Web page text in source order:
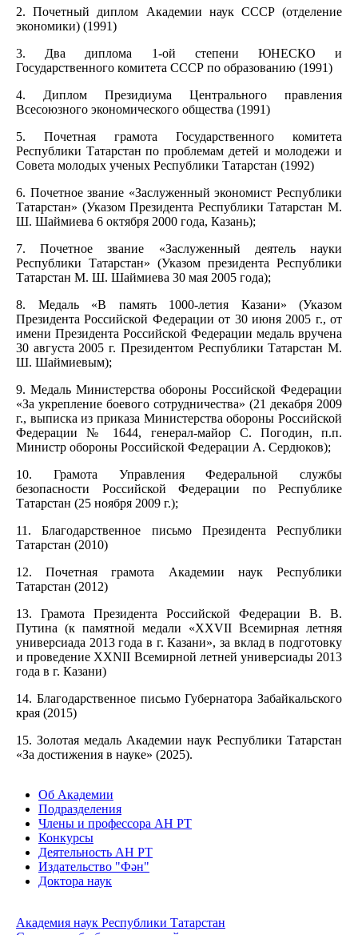
2. Почетный диплом Академии наук СССР (отделение
экономики) (1991)
3. Два диплома 1-ой степени ЮНЕСКО и
Государственного комитета СССР по образованию (1991)
4. Диплом Президиума Центрального правления
Всесоюзного экономического общества (1991)
5. Почетная грамота Государственного комитета
Республики Татарстан по проблемам детей и молодежи и
Совета молодых ученых Республики Татарстан (1992)
6. Почетное звание «Заслуженный экономист Республики
Татарстан» (Указом Президента Республики Татарстан М.
Ш. Шаймиева 6 октября 2000 года, Казань);
7. Почетное звание «Заслуженный деятель науки
Республики Татарстан» (Указом президента Республики
Татарстан М. Ш. Шаймиева 30 мая 2005 года);
8. Медаль «В память 1000-летия Казани» (Указом
Президента Российской Федерации от 30 июня 2005 г., от
имени Президента Российской Федерации медаль вручена
30 августа 2005 г. Президентом Республики Татарстан М.
Ш. Шаймиевым);
9. Медаль Министерства обороны Российской Федерации
«За укрепление боевого сотрудничества» (21 декабря 2009
г., выписка из приказа Министерства обороны Российской
Федерации № 1644, генерал-майор С. Погодин, п.п.
Министр обороны Российской Федерации А. Сердюков);
10. Грамота Управления Федеральной службы
безопасности Российской Федерации по Республике
Татарстан (25 ноября 2009 г.);
11. Благодарственное письмо Президента Республики
Татарстан (2010)
12. Почетная грамота Академии наук Республики
Татарстан (2012)
13. Грамота Президента Российской Федерации В. В.
Путина (к памятной медали «XXVII Всемирная летняя
универсиада 2013 года в г. Казани», за вклад в подготовку
и проведение XXNII Всемирной летней универсиады 2013
года в г. Казани)
14. Благодарственное письмо Губернатора Забайкальского
края (2015)
15. Золотая медаль Академии наук Республики Татарстан
«За достижения в науке» (2025).
Об Академии
Подразделения
Члены и профессора АН РТ
Конкурсы
Деятельность АН РТ
Издательство "Фән"
Доктора наук
Академия наук Республики Татарстан